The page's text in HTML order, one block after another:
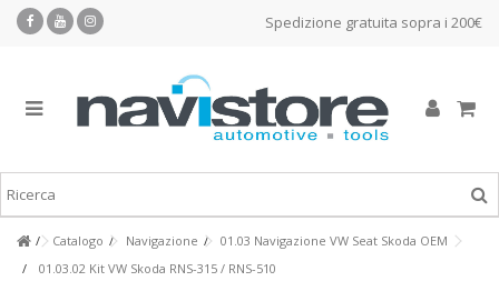
Spedizione gratuita sopra i 200€
Catalogo Navigazione
01.03 Navigazione VW Seat Skoda OEM
01.03.02 Kit VW Skoda RNS-315 / RNS-510